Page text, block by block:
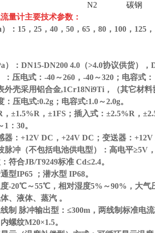
N2
碳钢
量计主要技术参数：
： 15 ， 25 ， 40 ， 50 ， 65 ， 80 ， 100 ， 125 ，
） ： DN15-DN200 4.0（>4.0协议供货） ，
：压电式： -40～260 ， -40～320 ；电容式：
外壳采用铝合金,1Cr18Ni9Ti ， （其它材料
：压电式:0.2g； 电容式:1.0～2.0g。
， ±1.5%R ， ±1FS ；插入式： ±2.5%R ，
1 ： 30。
器： +12V DC ， +24V DC ；变送器： +12V
脉冲 （不包括电池供电型） ：高电平≥5V
符合JB/T9249标准 Cd≤2.4。
型IP65 ； 潜水型 IP68。
-20℃～55℃ ，相对湿度5% ～90% ，大气
、液体、蒸汽 。
制 脉冲输出型： ≤300m ，两线制标准电
螺纹M20×1.5。